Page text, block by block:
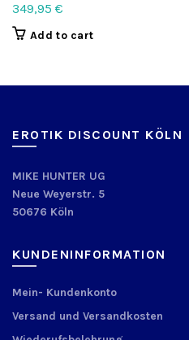
349,95 €
Add to cart
EROTIK DISCOUNT KÖLN
MIKE HUNTER UG
Neue Weyerstr. 5
50676 Köln
KUNDENINFORMATION
Mein- Kundenkonto
Versand und Versandkosten